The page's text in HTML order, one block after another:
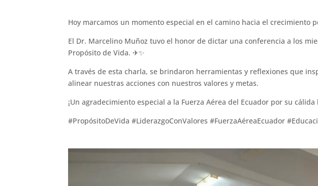
Hoy marcamos un momento especial en el camino hacia el crecimiento
El Dr. Marcelino Muñoz tuvo el honor de dictar una conferencia a los
Propósito de Vida. ✈✨
A través de esta charla, se brindaron herramientas y reflexiones que
alinear nuestras acciones con nuestros valores y metas.
¡Un agradecimiento especial a la Fuerza Aérea del Ecuador por su
#PropósitoDeVida #LiderazgoConValores #FuerzaAéreaEcuador